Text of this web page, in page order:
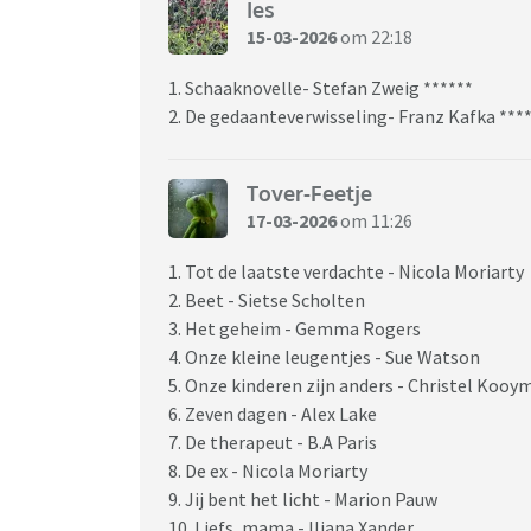
Ies
15-03-2026om 22:18
1. Schaaknovelle- Stefan Zweig ******
2. De gedaanteverwisseling- Franz Kafka
Tover-Feetje
17-03-2026om 11:26
1. Tot de laatste verdachte - Nicola Moriarty
2. Beet - Sietse Scholten
3. Het geheim - Gemma Rogers
4. Onze kleine leugentjes - Sue Watson
5. Onze kinderen zijn anders - Christel
6. Zeven dagen - Alex Lake
7. De therapeut - B.A Paris
8. De ex - Nicola Moriarty
9. Jij bent het licht - Marion Pauw